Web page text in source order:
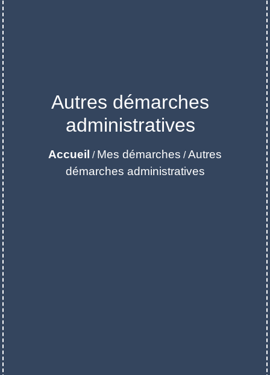
Autres démarches
administratives
Accueil / Mes démarches /Autres
démarches administratives